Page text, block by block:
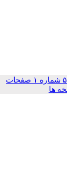
جلد ۵ شماره ۱ صفحات
ها